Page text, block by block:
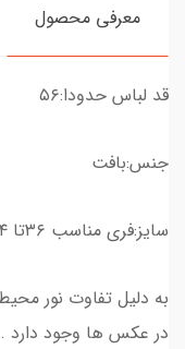
معرفی محصول
قد لباس حدودا:۵۶
جنس:بافت
سایز:فری مناسب ۳۶تا ۴۴
به دلیل تفاوت نور
در عکس ها وجود دارد .